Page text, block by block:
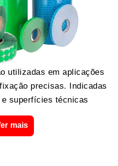
utilizadas em aplicações
precisas. Indicadas
superfícies técnicas
mais